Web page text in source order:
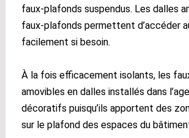
faux-plafonds suspendus. Les dalles
faux-plafonds permettent d’accéder
facilement si besoin.
À la fois efficacement isolants, les
amovibles en dalles installés dans
décoratifs puisqu’ils apportent des
sur le plafond des espaces du